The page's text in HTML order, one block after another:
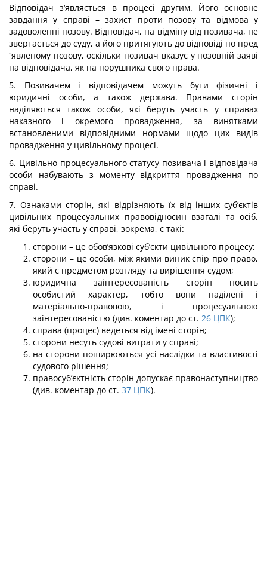
Відповідач з‘являється в процесі другим. Його основне
завдання у справі – захист проти позову та відмова у
задоволенні позову. Відповідач, на відміну від позивача, не
звертається до суду, а його притягують до відповіді по пред
´явленому позову, оскільки позивач вказує у позовній заяві
на відповідача, як на порушника свого права.
5. Позивачем і відповідачем можуть бути фізичні і
юридичні особи, а також держава. Правами сторін
наділяються також особи, які беруть участь у справах
наказного і окремого провадження, за винятками
встановленими відповідними нормами щодо цих видів
провадження у цивільному процесі.
6. Цивільно-процесуального статусу позивача і відповідача
особи набувають з моменту відкриття провадження по
справі.
7. Ознаками сторін, які відрізняють їх від інших суб’єктів
цивільних процесуальних правовідносин взагалі та осіб,
які беруть участь у справі, зокрема, є такі:
сторони – це обов’язкові суб’єкти цивільного процесу;
сторони – це особи, між якими виник спір про право,
який є предметом розгляду та вирішення судом;
юридична заінтересованість сторін носить
особистий характер, тобто вони наділені і
матеріально-правовою, і процесуальною
заінтересованістю (див. коментар до ст. 26 ЦПК);
справа (процес) ведеться від імені сторін;
сторони несуть судові витрати у справі;
на сторони поширюються усі наслідки та властивості
судового рішення;
правосуб’єктність сторін допускає правонаступництво
(див. коментар до ст. 37 ЦПК).